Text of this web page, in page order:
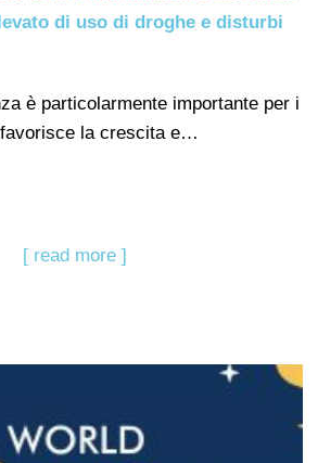
di uso di droghe e disturbi
è particolarmente importante per i
la crescita e…
[ read more ]